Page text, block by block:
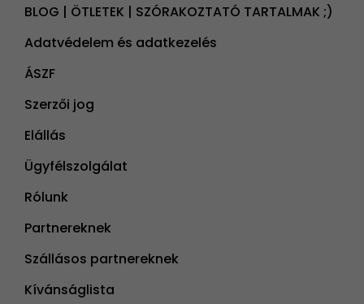
BLOG | ÖTLETEK | SZÓRAKOZTATÓ TARTALMAK ;)
Adatvédelem és adatkezelés
ÁSZF
Szerzői jog
Elállás
Ügyfélszolgálat
Rólunk
Partnereknek
Szállásos partnereknek
Kívánságlista